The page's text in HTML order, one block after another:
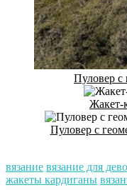
Пуловер с
Жакет-
Пуловер с
вязание вязание для
жакеты кардиганы